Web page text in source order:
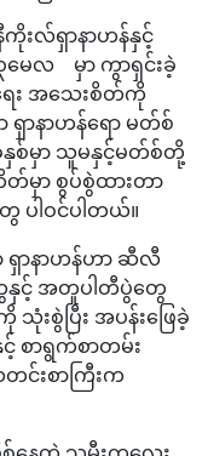
ကိုးလ်ရှာနာဟန်နှင့်
မေလ မှာ ကွာရှင်းခဲ့
း အသေးစိတ်ကို
ရှာနာဟန်ရော မတ်စ်
နှစ်မှာ သူမနှင့်မတ်စ်တို့
မှာ စွပ်စွဲထားတာ
ပါဝင်ပါတယ်။
ာနာဟန်ဟာ ဆီလီ
နှင့် အတူပါတီပွဲတွေ
စွဲပြီး အပန်းဖြေခဲ့
စာရွက်စာတမ်း
င်းစာကြီးက